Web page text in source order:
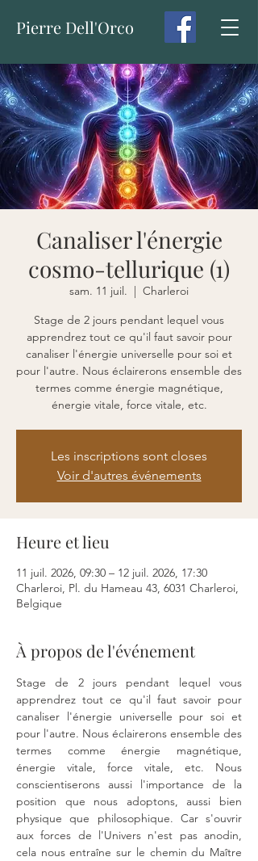
Pierre Dell'Orco
Canaliser l'énergie
cosmo-tellurique (1)
sam. 11 juil.
  |
Charleroi
Stage de 2 jours pendant lequel vous
apprendrez tout ce qu'il faut savoir pour
canaliser l'énergie universelle pour soi et
pour l'autre. Nous éclairerons ensemble des
termes comme énergie magnétique,
énergie vitale, force vitale, etc.
Les inscriptions sont closes
Voir d'autres événements
Heure et lieu
11 juil. 2026, 09:30 – 12 juil. 2026, 17:30
Charleroi, Pl. du Hameau 43, 6031 Charleroi,
Belgique
À propos de l'événement
Stage de 2 jours pendant lequel vous
apprendrez tout ce qu'il faut savoir pour
canaliser l'énergie universelle pour soi et
pour l'autre. Nous éclairerons ensemble des
termes comme énergie magnétique,
énergie vitale, force vitale, etc. Nous
conscientiserons aussi l'importance de la
position que nous adoptons, aussi bien
physique que philosophique. Car s'ouvrir
aux forces de l'Univers n'est pas anodin,
cela nous entraîne sur le chemin du Maître